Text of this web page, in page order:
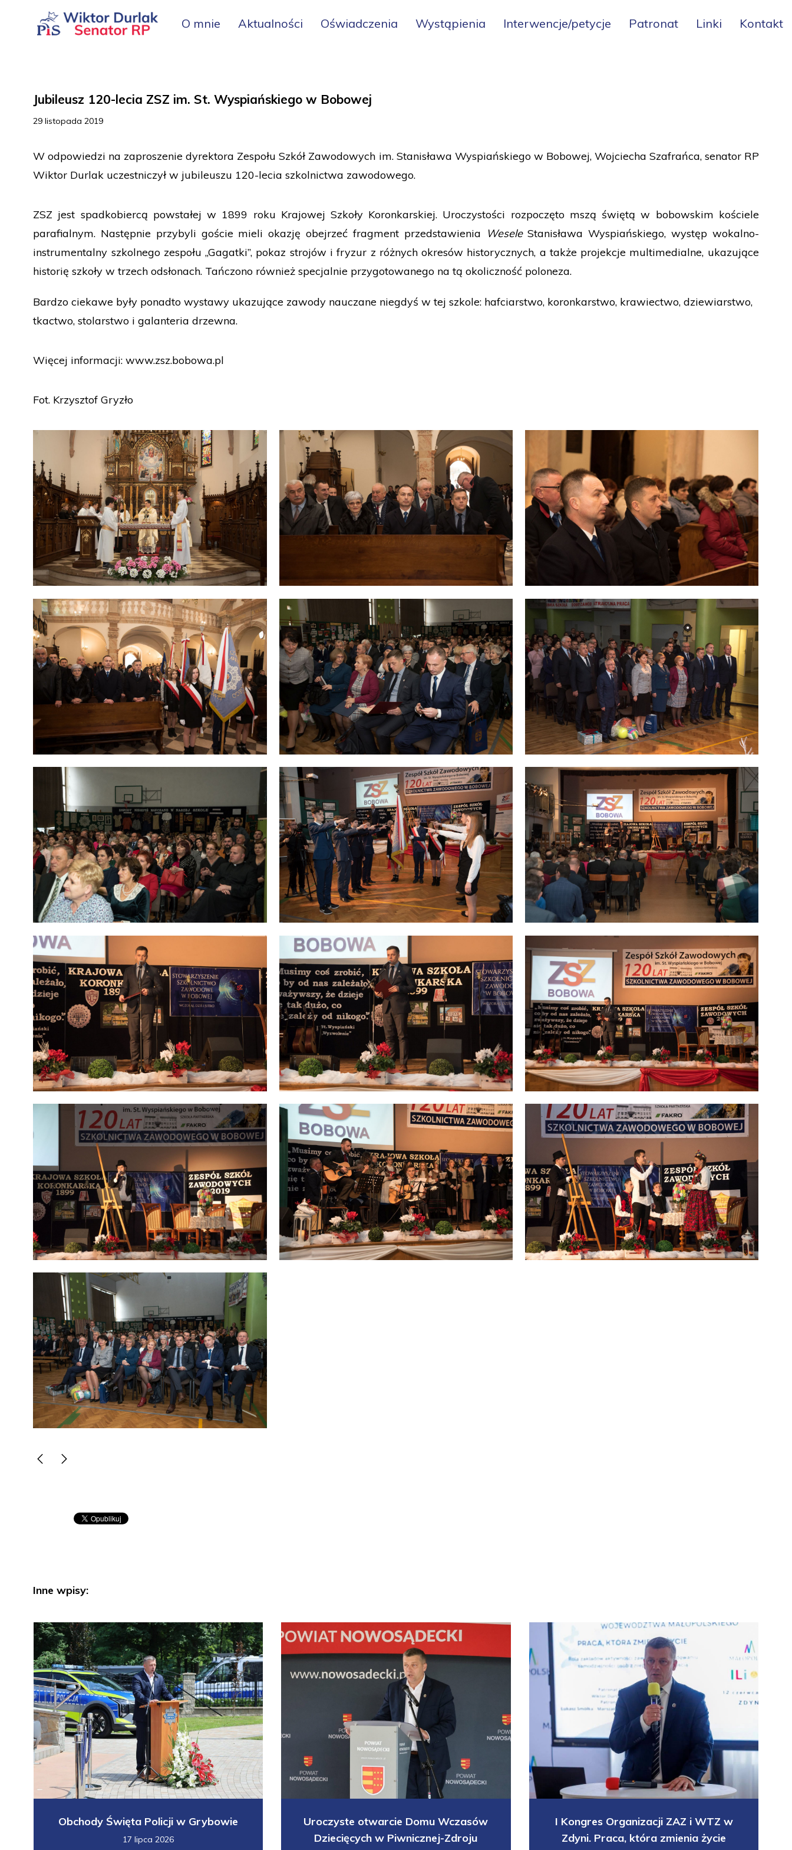
Jubileusz 120-lecia ZSZ im. St. Wyspiańskiego w Bobowej
29 listopada 2019
W odpowiedzi na zaproszenie dyrektora Zespołu Szkół Zawodowych im. Stanisława Wyspiańskiego w Bobowej, Wojciecha Szafrańca, senator RP
Wiktor Durlak uczestniczył w jubileuszu 120-lecia szkolnictwa zawodowego.
ZSZ jest spadkobiercą powstałej w 1899 roku Krajowej Szkoły Koronkarskiej. Uroczystości rozpoczęto mszą świętą w bobowskim kościele
parafialnym. Następnie przybyli goście mieli okazję obejrzeć fragment przedstawienia WeseleStanisława Wyspiańskiego, występ wokalno-
instrumentalny szkolnego zespołu „Gagatki”, pokaz strojów i fryzur z różnych okresów historycznych, a także projekcje multimedialne, ukazujące
historię szkoły w trzech odsłonach. Tańczono również specjalnie przygotowanego na tą okoliczność poloneza.
Bardzo ciekawe były ponadto wystawy ukazujące zawody nauczane niegdyś w tej szkole: hafciarstwo, koronkarstwo, krawiectwo, dziewiarstwo,
tkactwo, stolarstwo i galanteria drzewna.
Więcej informacji:www.zsz.bobowa.pl
Fot. Krzysztof Gryzło
Inne wpisy:
Obchody Święta Policji w Grybowie
17 lipca 2026
Uroczyste otwarcie Domu Wczasów
Dziecięcych w Piwnicznej-Zdroju
I Kongres Organizacji ZAZ i WTZ w
Zdyni. Praca, która zmienia życie
O mnie Aktualności Oświadczenia Wystąpienia Interwencje/petycje Patronat Linki Kontakt